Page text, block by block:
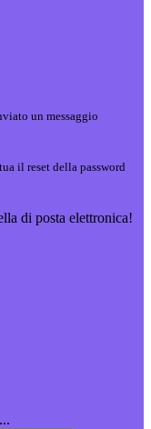
un messaggio
il reset della password
di posta elettronica!